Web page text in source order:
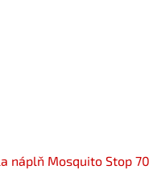
náplň Mosquito Stop